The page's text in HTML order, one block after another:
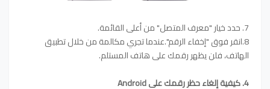
7. حدد خيار "معرف المتصل" من أعلى القائمة.
8.انقر فوق "إخفاء الرقم".عندما تجري مكالمة من خلال تطبيق
الهاتف، فلن يظهر رقمك على هاتف المستلم.
4. كيفية إلغاء حظر رقمك على Android